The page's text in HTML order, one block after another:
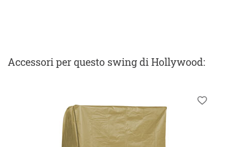
Accessoriper questo swing di Hollywood: